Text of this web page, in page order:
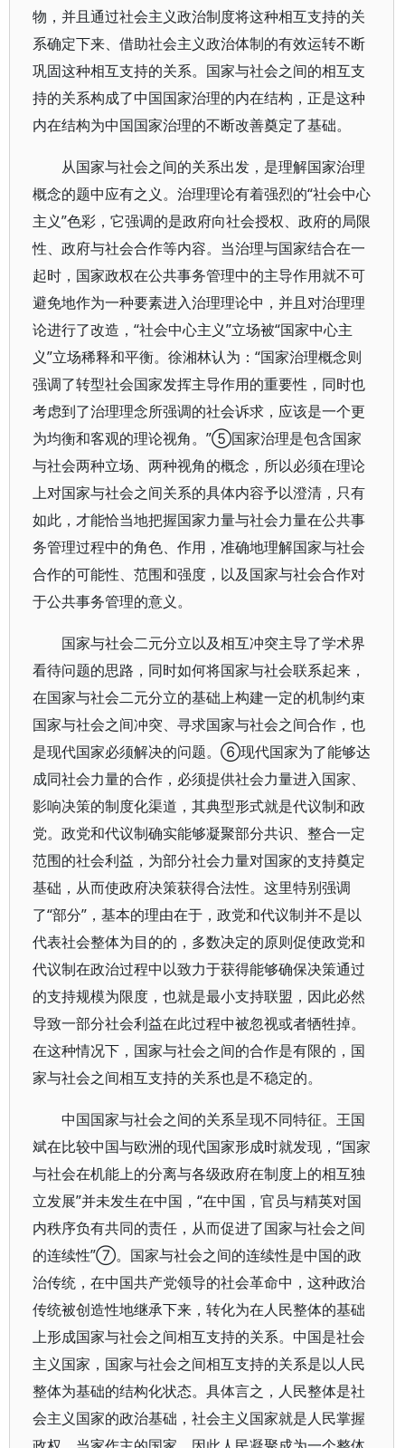
物，并且通过社会主义政治制度将这种相互支持的关
系确定下来、借助社会主义政治体制的有效运转不断
巩固这种相互支持的关系。国家与社会之间的相互支
持的关系构成了中国国家治理的内在结构，正是这种
内在结构为中国国家治理的不断改善奠定了基础。
从国家与社会之间的关系出发，是理解国家治理
概念的题中应有之义。治理理论有着强烈的“社会中心
主义”色彩，它强调的是政府向社会授权、政府的局限
性、政府与社会合作等内容。当治理与国家结合在一
起时，国家政权在公共事务管理中的主导作用就不可
避免地作为一种要素进入治理理论中，并且对治理理
论进行了改造，“社会中心主义”立场被“国家中心主
义”立场稀释和平衡。徐湘林认为：“国家治理概念则
强调了转型社会国家发挥主导作用的重要性，同时也
考虑到了治理理念所强调的社会诉求，应该是一个更
为均衡和客观的理论视角。”⑤国家治理是包含国家
与社会两种立场、两种视角的概念，所以必须在理论
上对国家与社会之间关系的具体内容予以澄清，只有
如此，才能恰当地把握国家力量与社会力量在公共事
务管理过程中的角色、作用，准确地理解国家与社会
合作的可能性、范围和强度，以及国家与社会合作对
于公共事务管理的意义。
国家与社会二元分立以及相互冲突主导了学术界
看待问题的思路，同时如何将国家与社会联系起来，
在国家与社会二元分立的基础上构建一定的机制约束
国家与社会之间冲突、寻求国家与社会之间合作，也
是现代国家必须解决的问题。⑥现代国家为了能够达
成同社会力量的合作，必须提供社会力量进入国家、
影响决策的制度化渠道，其典型形式就是代议制和政
党。政党和代议制确实能够凝聚部分共识、整合一定
范围的社会利益，为部分社会力量对国家的支持奠定
基础，从而使政府决策获得合法性。这里特别强调
了“部分”，基本的理由在于，政党和代议制并不是以
代表社会整体为目的的，多数决定的原则促使政党和
代议制在政治过程中以致力于获得能够确保决策通过
的支持规模为限度，也就是最小支持联盟，因此必然
导致一部分社会利益在此过程中被忽视或者牺牲掉。
在这种情况下，国家与社会之间的合作是有限的，国
家与社会之间相互支持的关系也是不稳定的。
中国国家与社会之间的关系呈现不同特征。王国
斌在比较中国与欧洲的现代国家形成时就发现，“国家
与社会在机能上的分离与各级政府在制度上的相互独
立发展”并未发生在中国，“在中国，官员与精英对国
内秩序负有共同的责任，从而促进了国家与社会之间
的连续性”⑦。国家与社会之间的连续性是中国的政
治传统，在中国共产党领导的社会革命中，这种政治
传统被创造性地继承下来，转化为在人民整体的基础
上形成国家与社会之间相互支持的关系。中国是社会
主义国家，国家与社会之间相互支持的关系是以人民
整体为基础的结构化状态。具体言之，人民整体是社
会主义国家的政治基础，社会主义国家就是人民掌握